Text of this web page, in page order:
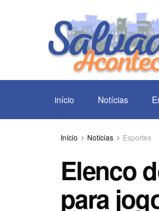
início Notícias
Início Notícias Esportes
Elenco
para